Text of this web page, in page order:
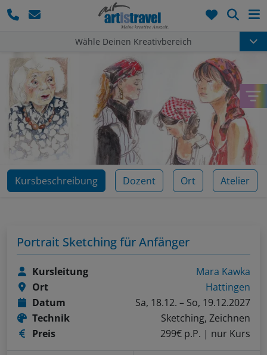
Wähle Deinen Kreativbereich
Kursbeschreibung Dozent Ort Atelier
Portrait Sketching für Anfänger
Kursleitung
Mara Kawka
Ort
Hattingen
Datum
Sa, 18.12. – So, 19.12.2027
Technik
Sketching, Zeichnen
Preis
299€ p.P. | nur Kurs